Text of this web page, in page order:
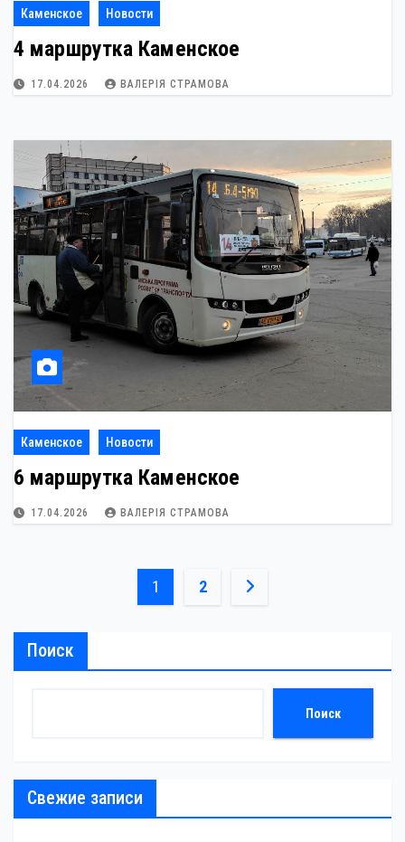
Каменское Новости
4 маршрутка Каменское
17.04.2026 ВАЛЕРІЯ СТРАМОВА
Каменское Новости
6 маршрутка Каменское
17.04.2026 ВАЛЕРІЯ СТРАМОВА
Пагинация
1 2
Поиск
Поиск
Свежие записи